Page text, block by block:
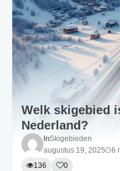
Welk skigebied
Nederland?
InSkigebieden
augustus 19, 2025
6
136
0